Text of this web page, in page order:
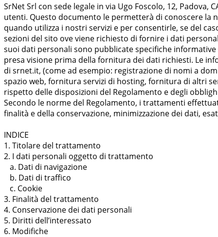
SrNet Srl con sede legale in via Ugo Foscolo, 12,
utenti. Questo documento le permetterà di conoscere la
quando utilizza i nostri servizi e per consentirle, se del
sezioni del sito ove viene richiesto di fornire i dati
suoi dati personali sono pubblicate specifiche
presa visione prima della fornitura dei dati richiesti. Le
di srnet.it, (come ad esempio: registrazione di nomi a
spazio web, fornitura servizi di hosting, fornitura di altri
rispetto delle disposizioni del Regolamento e degli
Secondo le norme del Regolamento, i trattamenti
finalità e della conservazione, minimizzazione dei dati,
INDICE
1. Titolare del trattamento
2. I dati personali oggetto di trattamento
a. Dati di navigazione
b. Dati di traffico
c. Cookie
3. Finalità del trattamento
4. Conservazione dei dati personali
5. Diritti dell’interessato
6. Modifiche